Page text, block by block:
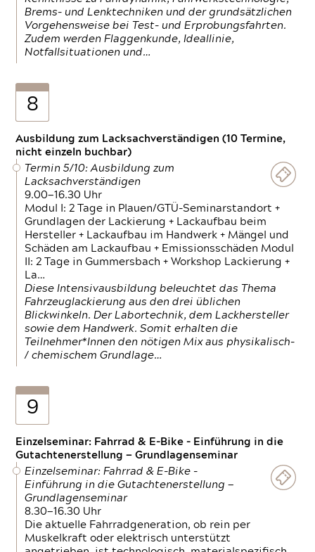
Brems- und Lenktechniken und der grundsätzlichen
Vorgehensweise bei Test- und Erprobungsfahrten.
Zudem werden Flaggenkunde, Ideallinie,
Notfallsituationen und…
8
Ausbildung zum Lacksachverständigen (10 Termine,
nicht einzeln buchbar)
Termin 5/10: Ausbildung zum
Lacksachverständigen
9.00—16.30 Uhr
Modul I: 2 Tage in Plauen/GTÜ-Seminarstandort +
Grundlagen der Lackierung + Lackaufbau beim
Hersteller + Lackaufbau im Handwerk + Mängel und
Schäden am Lackaufbau + Emissionsschäden Modul
II: 2 Tage in Gummersbach + Workshop Lackierung +
La…
Diese Intensivausbildung beleuchtet das Thema
Fahrzeuglackierung aus den drei üblichen
Blickwinkeln. Der Labortechnik, dem Lackhersteller
sowie dem Handwerk. Somit erhalten die
Teilnehmer*Innen den nötigen Mix aus physikalisch-
/ chemischem Grundlage…
9
Einzelseminar: Fahrrad & E-Bike - Einführung in die
Gutachtenerstellung — Grundlagenseminar
Einzelseminar: Fahrrad & E-Bike -
Einführung in die Gutachtenerstellung —
Grundlagenseminar
8.30—16.30 Uhr
Die aktuelle Fahrradgeneration, ob rein per
Muskelkraft oder elektrisch unterstützt